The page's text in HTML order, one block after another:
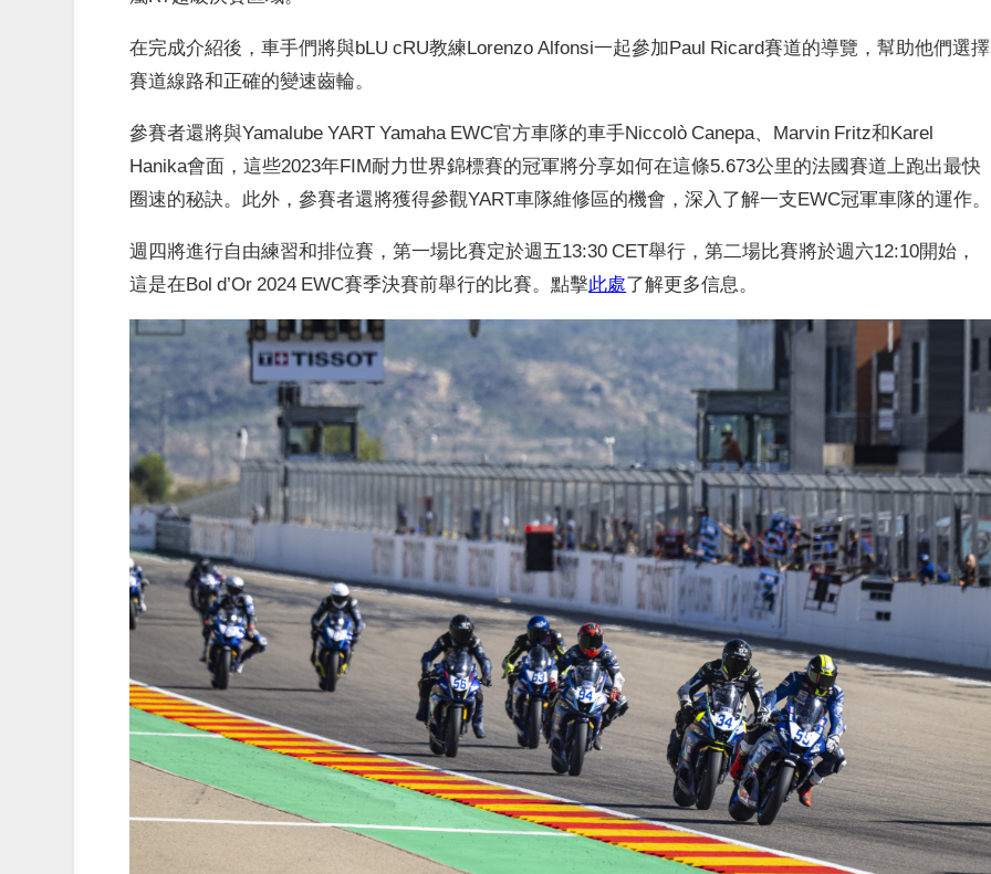
在完成介紹後，車手們將與bLU cRU教練Lorenzo Alfonsi一起參加Paul Ricard賽道的導覽，幫助他們選擇
賽道線路和正確的變速齒輪。
參賽者還將與Yamalube YART Yamaha EWC官方車隊的車手Niccolò Canepa、Marvin Fritz和Karel
Hanika會面，這些2023年FIM耐力世界錦標賽的冠軍將分享如何在這條5.673公里的法國賽道上跑出最快
圈速的秘訣。此外，參賽者還將獲得參觀YART車隊維修區的機會，深入了解一支EWC冠軍車隊的運作。
週四將進行自由練習和排位賽，第一場比賽定於週五13:30 CET舉行，第二場比賽將於週六12:10開始，
這是在Bol d’Or 2024 EWC賽季決賽前舉行的比賽。點擊此處了解更多信息。